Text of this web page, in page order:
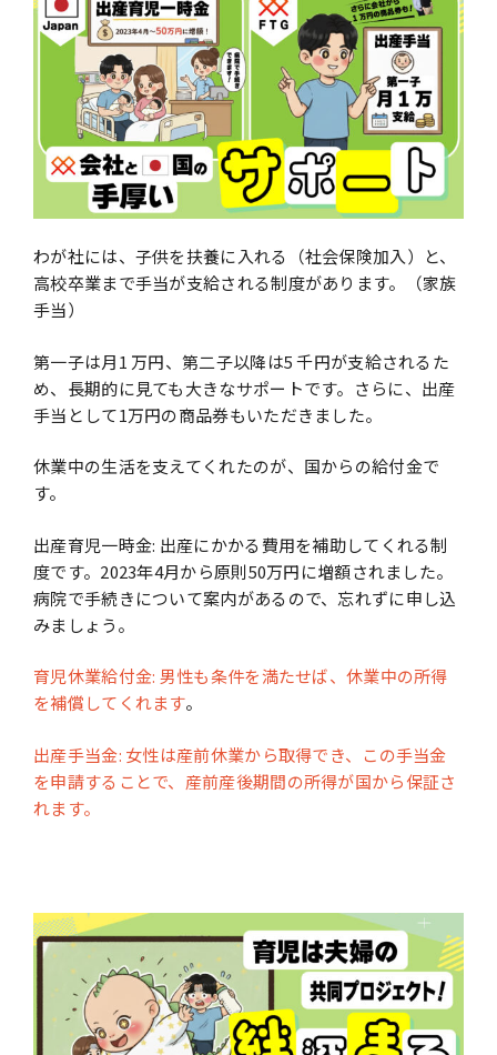
わが社には、⼦供を扶養に⼊れる（社会保険加⼊）と、
⾼校卒業まで⼿当が⽀給される制度があります。（家族
⼿当）
第⼀⼦は⽉1 万円、第⼆⼦以降は5 千円が⽀給されるた
め、⻑期的に⾒ても⼤きなサポートです。さらに、出産
⼿当として1万円の商品券もいただきました。
休業中の⽣活を⽀えてくれたのが、国からの給付⾦で
す。
出産育児⼀時⾦: 出産にかかる費⽤を補助してくれる制
度です。2023年4⽉から原則50万円に増額されました。
病院で⼿続きについて案内があるので、忘れずに申し込
みましょう。
育児休業給付⾦: 男性も条件を満たせば、休業中の所得
を補償してくれます。
出産⼿当⾦: ⼥性は産前休業から取得でき、この⼿当⾦
を申請することで、産前産後期間の所得が国から保証さ
れます。